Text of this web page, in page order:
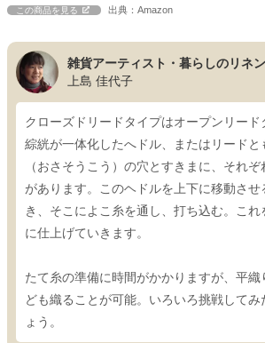
この商品を見る 出典：Amazon
雑貨アーティスト・暮らしのリネ
上島 佳代子
クローズドリードタイプはオープンリード
綜絖が一体化したへドル、またはリードと
（おさそうこう）の穴とすきまに、それ
があります。このヘドルを上下に移動さ
き、そこによこ糸を通し、打ち込む。こ
に仕上げていきます。
たて糸の準備に時間がかかりますが、平織
ども織ることが可能。いろいろ挑戦してみ
ょう。